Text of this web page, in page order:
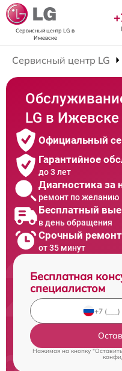
Сервисный центр LG в
Ижевске
Сервисный центр LG
LG в Ижевске
Официальный
Гарантийное
до 3 лет
Диагностика за
ремонт по желанию
Бесплатный
в день обращения
Срочный ремонт
от 35 минут
Бесплатная
специалистом
Нажимая на кнопку